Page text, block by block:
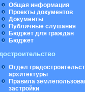
Общая информация
Проекты документов
Документы
Публичные слушания
Бюджет для граждан
Бюджет
Отдел
архитектуры
Правила
застройки